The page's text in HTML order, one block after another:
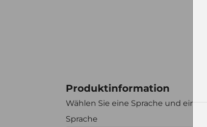
Produktinformation
Wählen Sie eine Sprache und ein
Sprache